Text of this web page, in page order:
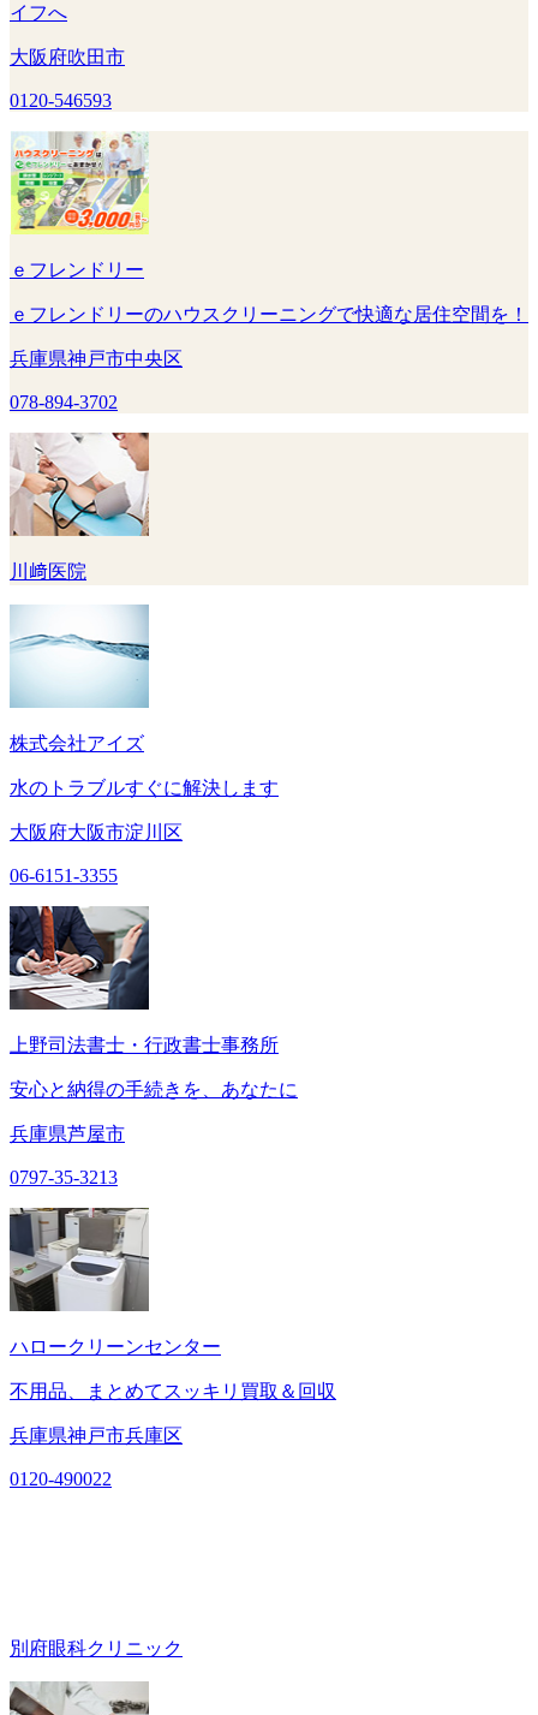
イフへ
大阪府吹田市
0120-546593
ｅフレンドリー
ｅフレンドリーのハウスクリーニングで快適な居住空間を！
兵庫県神戸市中央区
078-894-3702
川﨑医院
株式会社アイズ
水のトラブルすぐに解決します
大阪府大阪市淀川区
06-6151-3355
上野司法書士・行政書士事務所
安心と納得の手続きを、あなたに
兵庫県芦屋市
0797-35-3213
ハロークリーンセンター
不用品、まとめてスッキリ買取＆回収
兵庫県神戸市兵庫区
0120-490022
別府眼科クリニック